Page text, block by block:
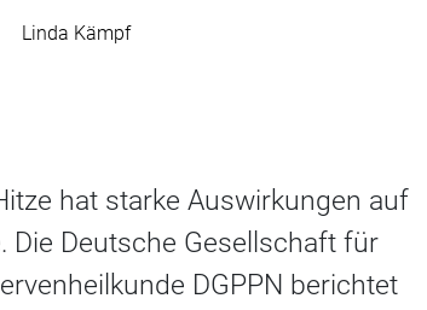
Linda Kämpf
hat starke Auswirkungen auf
Die Deutsche Gesellschaft für
DGPPN berichtet